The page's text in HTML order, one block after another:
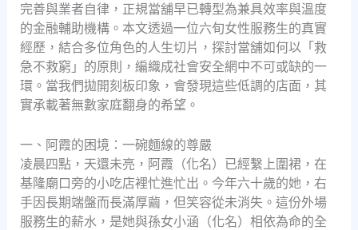
完善與業者自律，正規當舖早已轉型為兼具效率與溫度
的金融輔助機構。本文透過一位六旬女性服務生的真實
經歷，結合多位角色的人生切片，探討當舖如何以「救
急不救窮」的原則，編織成社會安全網中不可或缺的一
環。當我們拋開刻板印象，會發現這些低調的店面，其
實承載著無數家庭翻身的希望。
一、阿霞的困境：一碗麵線的尊嚴
凌晨四點，天還未亮，阿霞（化名）已經繫上圍裙，在
基隆廟口旁的小吃店裡忙進忙出。今年六十歲的她，右
手因長期端盤而長滿厚繭，但笑容從未消失。這份外場
服務生的薪水，是她與孫女小涵（化名）相依為命的全